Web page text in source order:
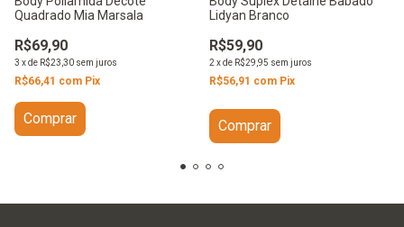
Quadrado Mia Marsala
R$69,90
3 xde R$23,30 sem juros
R$66,41 com Pix
Comprar
Lidyan Branco
R$59,90
2 xde R$29,95 sem juros
R$56,91 com Pix
Comprar